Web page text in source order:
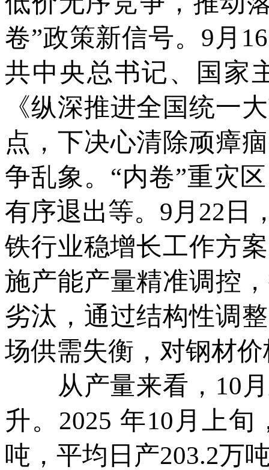
卷”政策新信号。9月
共中央总书记、国家
《纵深推进全国统一
点，下决心清除顽瘴
争乱象。“内卷”重灾
有序退出等。9月22日
铁行业稳增长工作方
施产能产量精准调控
劣汰，通过结构性调
场供需失衡，对钢材
从产量来看，10月
升。2025 年10月上
吨，平均日产203.2万